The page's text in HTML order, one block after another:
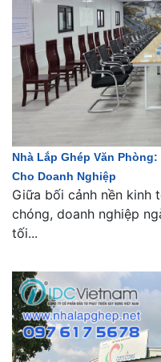
Nhà Lắp Ghép Văn
Cho Doanh Nghiệp
Giữa bối cảnh nền kinh
chóng, doanh nghiệp
tối...